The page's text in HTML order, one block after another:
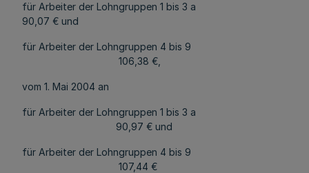
für Arbeiter der Lohngruppen 1 bis 3 a
90,07 € und
für Arbeiter der Lohngruppen 4 bis 9
106,38 €,
vom 1. Mai 2004 an
für Arbeiter der Lohngruppen 1 bis 3 a
90,97 € und
für Arbeiter der Lohngruppen 4 bis 9
107,44 €